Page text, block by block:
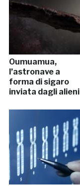
Oumuamua,
l’astronave a
forma di sigaro
inviata dagli alieni